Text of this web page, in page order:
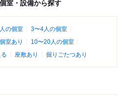
室・設備から探す
の個室
3〜4人の個室
室あり
10〜20人の個室
座敷あり 掘りごたつあり